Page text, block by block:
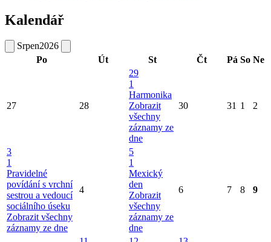
Kalendář
Srpen2026
Po
Út St Čt Pá So Ne
27 28
29
1
Harmonika
Zobrazit
všechny
záznamy ze
dne
30 31 1 2
3
1
Pravidelné
povídání s vrchní
sestrou a vedoucí
sociálního úseku
Zobrazit všechny
záznamy ze dne
4
5
1
Mexický
den
Zobrazit
všechny
záznamy ze
dne
6 7 8 9